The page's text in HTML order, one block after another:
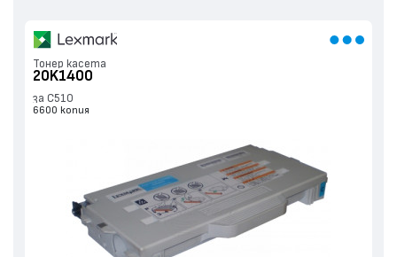
Тонер касета
20K1400
за C510
6600 копия